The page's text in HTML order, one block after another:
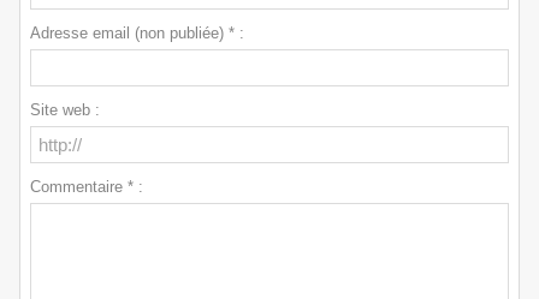
Adresse email (non publiée) * :
Site web :
Commentaire * :